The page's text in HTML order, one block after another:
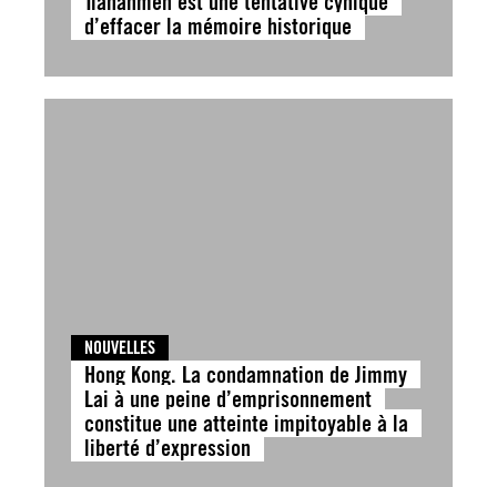
d’effacer la mémoire historique
NOUVELLES
Hong Kong. La condamnation de Jimmy
Lai à une peine d’emprisonnement
constitue une atteinte impitoyable à la
liberté d’expression